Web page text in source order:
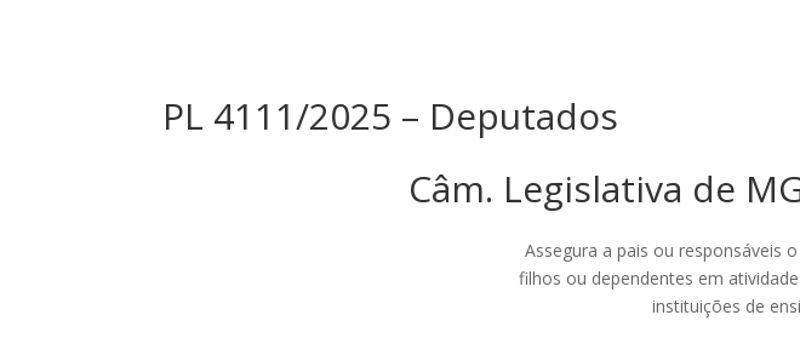
PL 4111/2025 – Deputados
Câm. Legislativa de
Assegura a pais ou responsáveis
filhos ou dependentes em
instituições de